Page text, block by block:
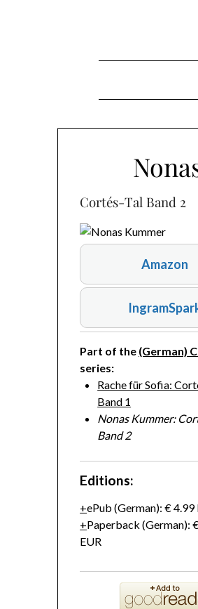
Cortés-Tal Band 2
Amazon
Part of the (German)
series:
Rache für Sofia:
Band 1
Nonas Kummer:
Band 2
Editions:
ePub (German):€ 4.99
Paperback (German):
EUR